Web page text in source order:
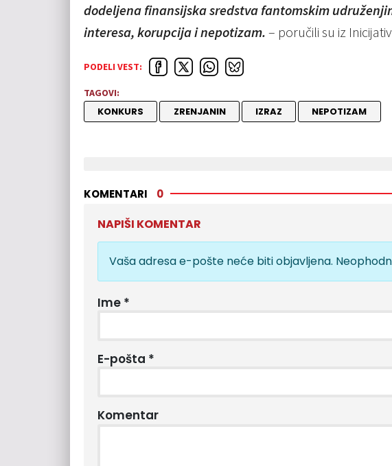
dodeljena finansijska sredstva fantomskim
interesa, korupcija i nepotizam. – poručili su iz
PODELI VEST:
TAGOVI:
KONKURS ZRENJANIN IZRAZ NEPOTIZAM
KOMENTARI 0
NAPIŠI KOMENTAR
Vaša adresa e-pošte neće biti objavljena.
Ime *
E-pošta *
Komentar